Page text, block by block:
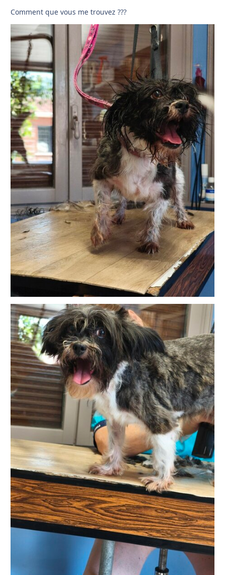
Comment que vous me trouvez ???